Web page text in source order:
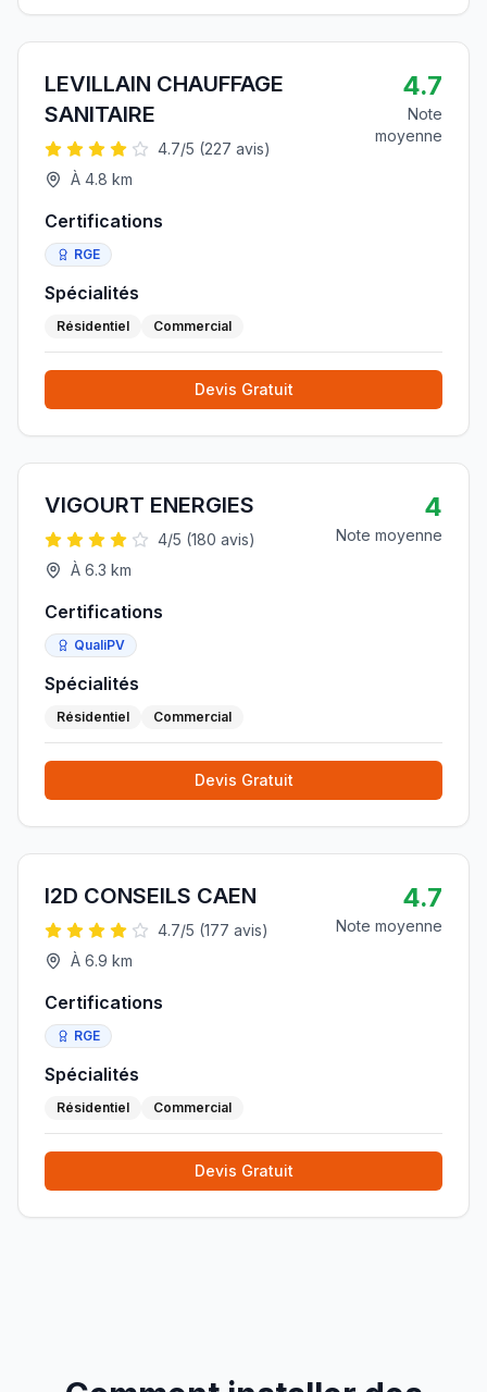
LEVILLAIN CHAUFFAGE
SANITAIRE
4.7/5 (227 avis)
À 4.8 km
4.7
Note
moyenne
Certifications
RGE
Spécialités
Résidentiel Commercial
Devis Gratuit
VIGOURT ENERGIES
4/5 (180 avis)
À 6.3 km
4
Note moyenne
Certifications
QualiPV
Spécialités
Résidentiel Commercial
Devis Gratuit
I2D CONSEILS CAEN
4.7/5 (177 avis)
À 6.9 km
4.7
Note moyenne
Certifications
RGE
Spécialités
Résidentiel Commercial
Devis Gratuit